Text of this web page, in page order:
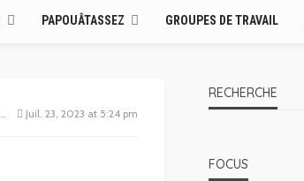
PAPOUÂTASSEZ GROUPES DE TRAVAIL
Juil. 23, 2023 at 5:24 pm
RECHERCHE
FOCUS